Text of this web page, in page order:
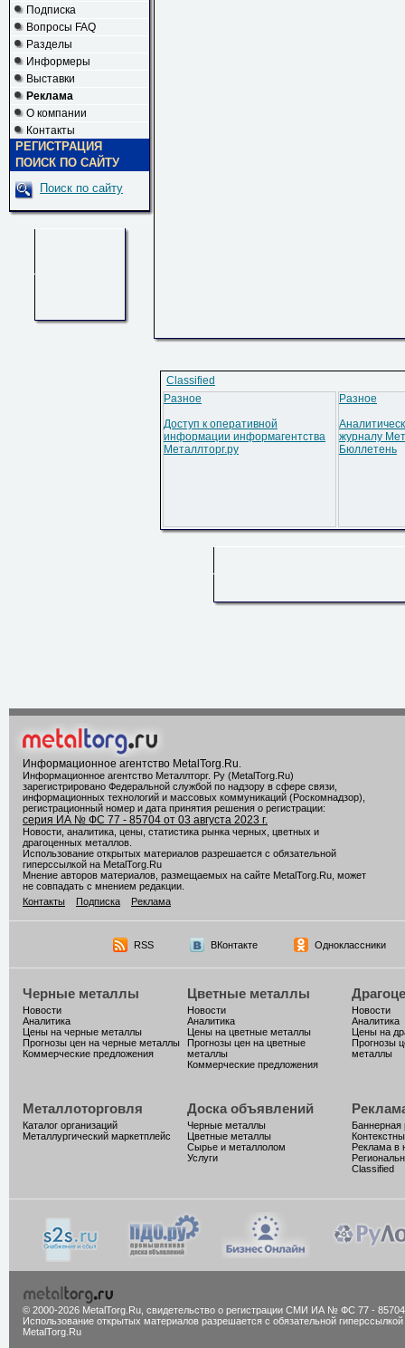
Подписка
Вопросы FAQ
Разделы
Информеры
Выставки
Реклама
О компании
Контакты
РЕГИСТРАЦИЯ
ПОИСК ПО САЙТУ
Поиск по сайту
Classified
Разное
Доступ к оперативной
информации информагентства
Металлторг.ру
Разное
журналу
Бюллетень
Информационное агентство MetalTorg.Ru
Информационное агентство Металлторг. Ру (MetalTorg.Ru)
зарегистрировано Федеральной службой по надзору в сфере связи,
информационных технологий и массовых коммуникаций (Роскомнадзор),
регистрационный номер и дата принятия решения о регистрации:
серия ИА № ФС 77 - 85704 от 03 августа 2023 г.
Новости, аналитика, цены, статистика рынка черных, цветных и
драгоценных металлов.
Использование открытых материалов разрешается с обязательной
гиперссылкой на MetalTorg.Ru
Мнение авторов материалов, размещаемых на сайте MetalTorg.Ru, может
не совпадать с мнением редакции.
Контакты
Подписка Реклама
RSS ВКонтакте Одноклассники
Черные металлы
Новости
Аналитика
Цены на черные металлы
Прогнозы цен на черные металлы
Коммерческие предложения
Цветные металлы
Новости
Аналитика
Цены на цветные металлы
Прогнозы цен на цветные
металлы
Коммерческие предложения
Новости
Аналитика
Цены на
Прогнозы
металлы
Металлоторговля
Каталог организаций
Металлургический маркетплейс
Доска объявлений
Черные металлы
Цветные металлы
Сырье и металлолом
Услуги
Баннерная
Реклама в
Classified
© 2000-2026 MetalTorg.Ru, cвидетельство о регистрации СМИ ИА № ФС 77 - 85704
Использование открытых материалов разрешается с обязательной гиперссылкой
MetalTorg.Ru